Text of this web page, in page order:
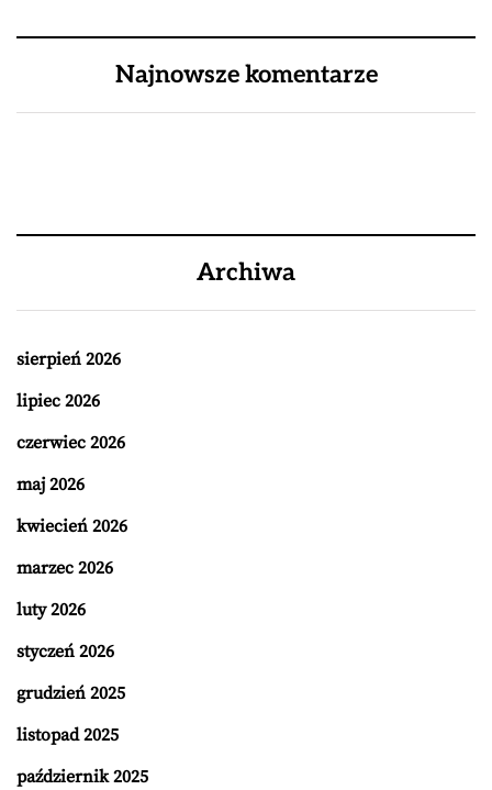
Najnowsze komentarze
Archiwa
sierpień 2026
lipiec 2026
czerwiec 2026
maj 2026
kwiecień 2026
marzec 2026
luty 2026
styczeń 2026
grudzień 2025
listopad 2025
październik 2025